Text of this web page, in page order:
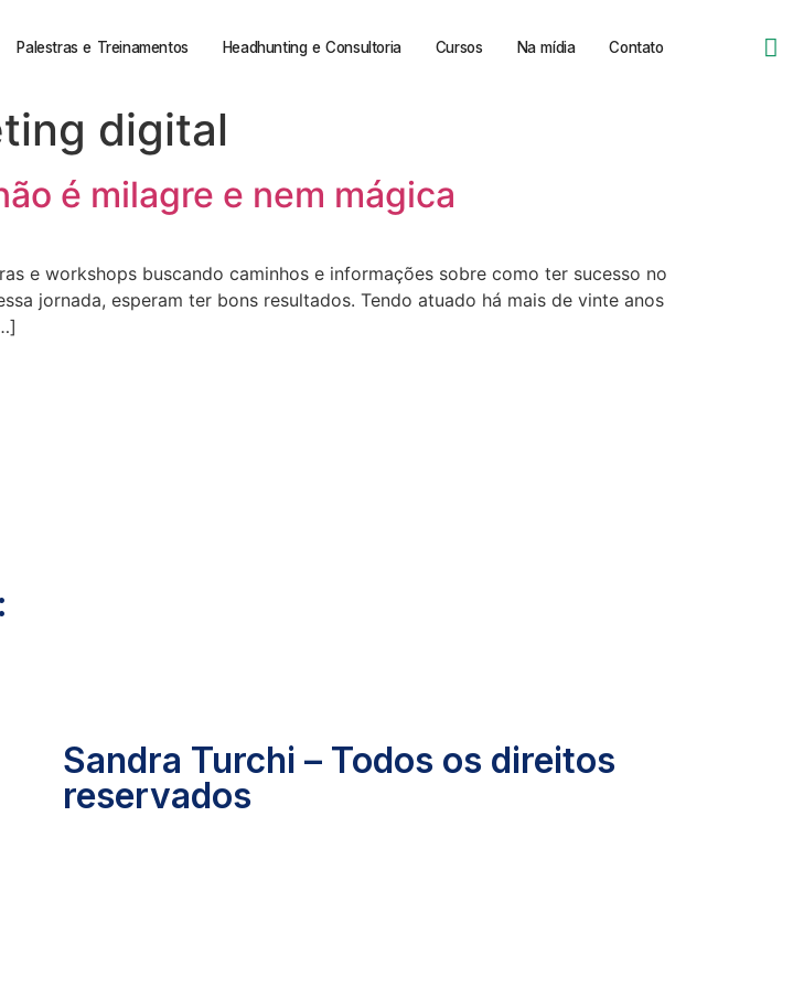
Palestras e Treinamentos Headhunting e Consultoria Cursos Na mídia Contato
digital
é milagre e nem mágica
e workshops buscando caminhos e informações sobre como ter sucesso no
jornada, esperam ter bons resultados. Tendo atuado há mais de vinte anos
Sandra Turchi – Todos os direitos
reservados